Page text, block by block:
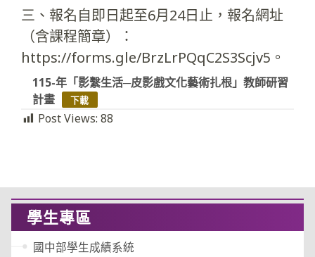
三、報名自即日起至6月24日止，報名網址
（含課程簡章）：
https://forms.gle/BrzLrPQqC2S3Scjv5。
115-年「影繫生活─皮影戲文化藝術扎根」教師研習
計畫
下載
Post Views: 88
學生專區
國中部學生成績系統